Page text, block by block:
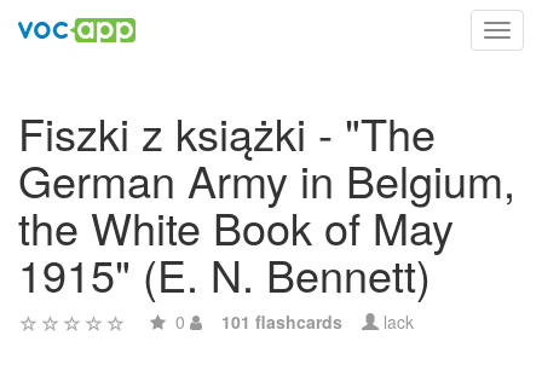
Fiszki z książki - "The
German Army in Belgium,
the White Book of May
1915" (E. N. Bennett)
0 101 flashcards lack